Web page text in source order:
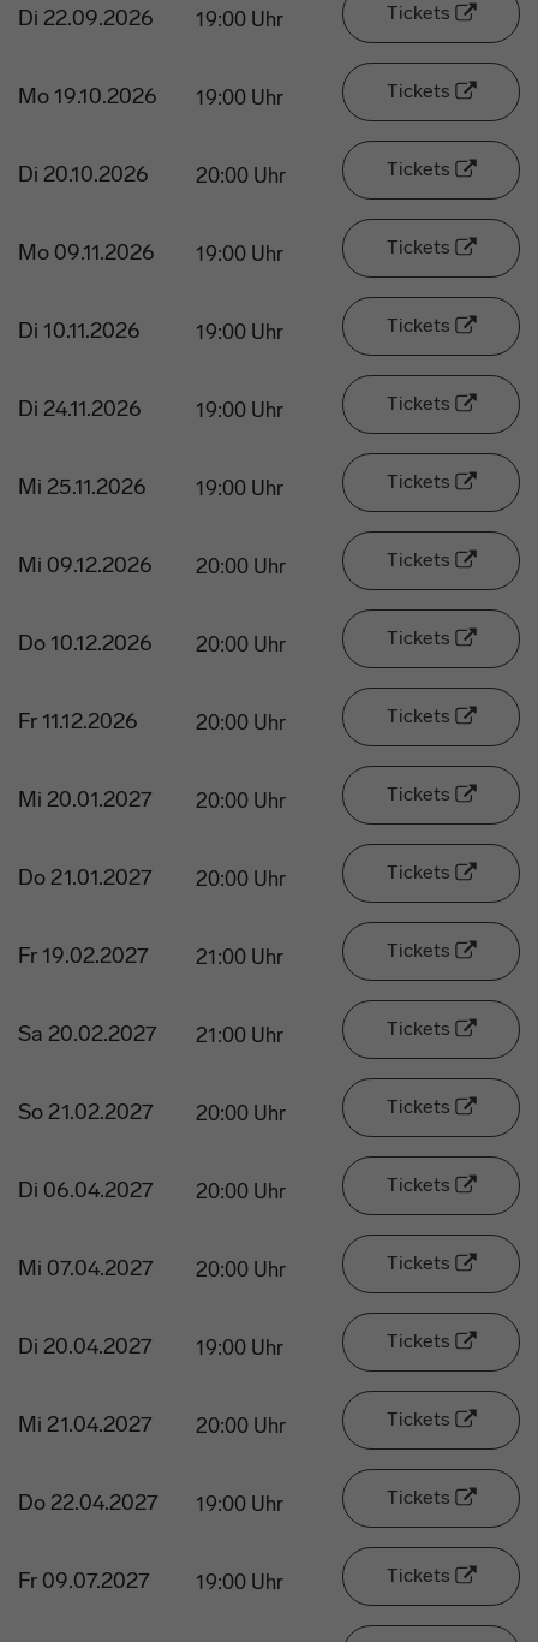
Di 22.09.2026 19:00 Uhr Tickets
Mo 19.10.2026 19:00 Uhr Tickets
Di 20.10.2026 20:00 Uhr Tickets
Mo 09.11.2026 19:00 Uhr Tickets
Di 10.11.2026 19:00 Uhr Tickets
Di 24.11.2026 19:00 Uhr Tickets
Mi 25.11.2026 19:00 Uhr Tickets
Mi 09.12.2026 20:00 Uhr Tickets
Do 10.12.2026 20:00 Uhr Tickets
Fr 11.12.2026 20:00 Uhr Tickets
Mi 20.01.2027 20:00 Uhr Tickets
Do 21.01.2027 20:00 Uhr Tickets
Fr 19.02.2027 21:00 Uhr Tickets
Sa 20.02.2027 21:00 Uhr Tickets
So 21.02.2027 20:00 Uhr Tickets
Di 06.04.2027 20:00 Uhr Tickets
Mi 07.04.2027 20:00 Uhr Tickets
Di 20.04.2027 19:00 Uhr Tickets
Mi 21.04.2027 20:00 Uhr Tickets
Do 22.04.2027 19:00 Uhr Tickets
Fr 09.07.2027 19:00 Uhr Tickets